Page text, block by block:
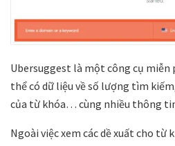
Ubersuggest là một công cụ miễn
thể có dữ liệu về số lượng tìm
của từ khóa… cùng nhiều thông
Ngoài việc xem các dề xuất cho từ